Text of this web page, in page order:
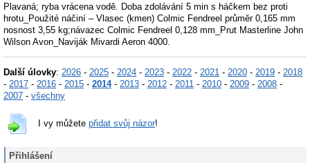
Plavaná; ryba vrácena vodě. Doba zdolávání 5 min s háčkem bez proti
hrotu_Použité náčiní – Vlasec (kmen) Colmic Fendreel průměr 0,165 mm
nosnost 3,55 kg;návazec Colmic Fendreel 0,128 mm_Prut Masterline John
Wilson Avon_Naviják Mivardi Aeron 4000.
Další úlovky: 2026 - 2025 - 2024 - 2023 - 2022 - 2021 - 2020 - 2019 - 2018
- 2017 - 2016 - 2015 - 2014- 2013 - 2012 - 2011 - 2010 - 2009 - 2008 -
2007 - všechny
I vy můžete přidat svůj názor!
Přihlášení